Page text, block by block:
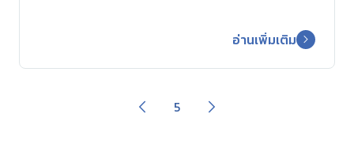
อ่านเพิ่มเติม
5